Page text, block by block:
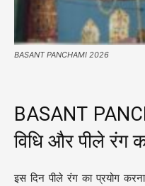
BASANT PANCHAMI 2026
BASANT
विधि और पीले रंग
इस दिन पीले रंग का प्रयोग